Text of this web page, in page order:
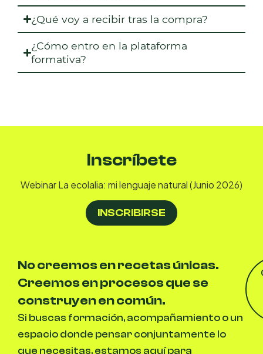
¿Qué voy a recibir tras la compra?
¿Cómo entro en la plataforma
formativa?
Inscríbete
Webinar La ecolalia: mi lenguaje natural (Junio 2026)
INSCRIBIRSE
No creemos en recetas únicas.
Creemos en procesos que se
construyen en común.
Si buscas formación, acompañamiento o un
espacio donde pensar conjuntamente lo
que necesitas, estamos aquí para